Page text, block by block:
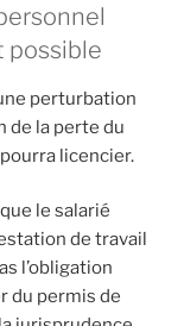
possible
perturbation
de la perte du
licencier.
le salarié
de travail
l’obligation
du permis de